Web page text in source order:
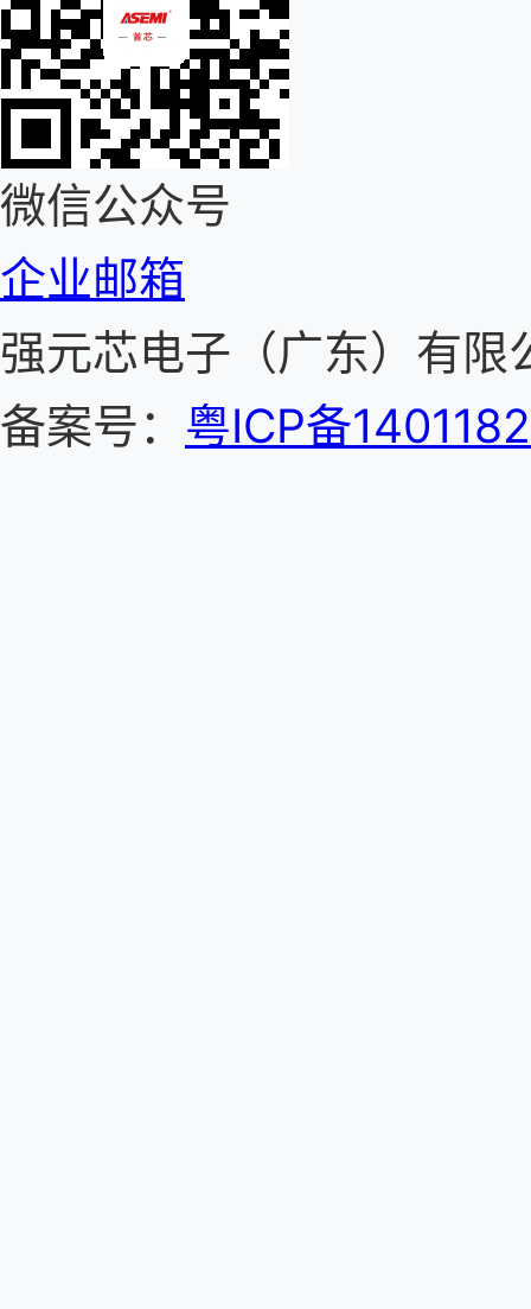
微信公众号
企业邮箱
强元芯电子（广东）
备案号： 粤ICP备